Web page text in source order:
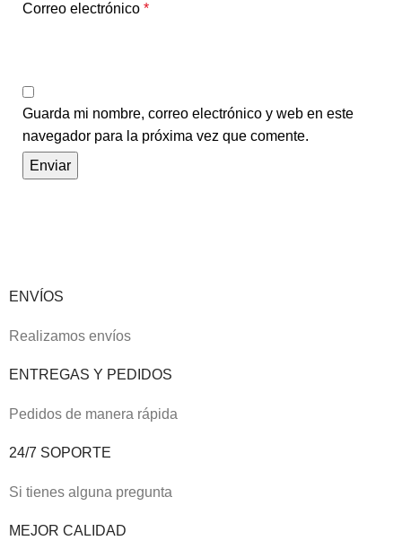
Correo electrónico *
Guarda mi nombre, correo electrónico y web en este
navegador para la próxima vez que comente.
ENVÍOS
Realizamos envíos
ENTREGAS Y PEDIDOS
Pedidos de manera rápida
24/7 SOPORTE
Si tienes alguna pregunta
MEJOR CALIDAD